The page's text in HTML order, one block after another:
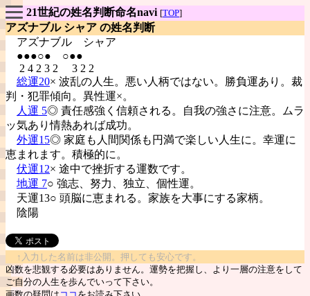
21世紀の姓名判断命名navi [TOP]
アズナブル シャア の姓名判断
アズナブル
シャア
●●●○● ○●●
2 4 2 3 2 3 2 2
総運20× 波乱の人生。悪い人柄ではない。勝負運あり。裁
判・犯罪傾向。異性運×。
人運 5◎ 責任感強く信頼される。自我の強さに注意。ムラ
ッ気あり情熱あれば成功。
外運15◎ 家庭も人間関係も円満で楽しい人生に。幸運に
恵まれます。積極的に。
伏運12× 途中で挫折する運数です。
地運 7○ 強志、努力、独立、個性運。
天運13○ 頭脳に恵まれる。家族を大事にする家柄。
陰陽
↑入力した名前は非公開。押しても安心です。
凶数を悲観する必要はありません。運勢を把握し、より一層の注意をして
ご自分の人生を歩んでいって下さい。